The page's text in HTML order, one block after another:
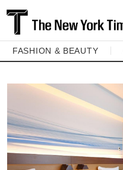
FASHION & BEAUTY